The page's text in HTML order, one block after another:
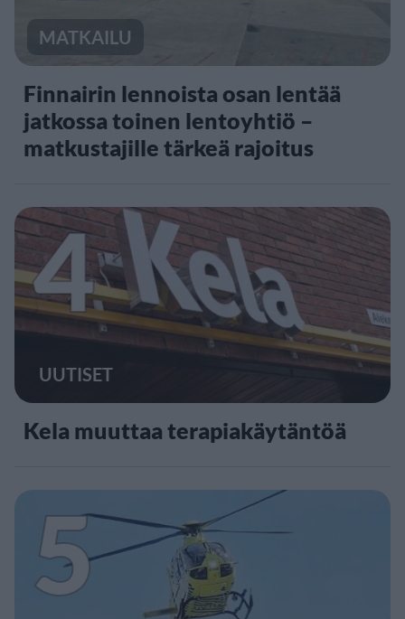
MATKAILU
Finnairin lennoista osan lentää
jatkossa toinen lentoyhtiö –
matkustajille tärkeä rajoitus
4
UUTISET
Kela muuttaa terapiakäytäntöä
5